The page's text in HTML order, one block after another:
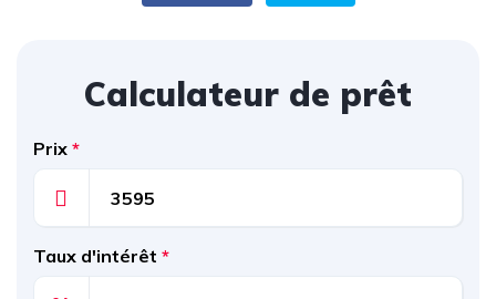
Calculateur de prêt
Prix *
Taux d'intérêt *